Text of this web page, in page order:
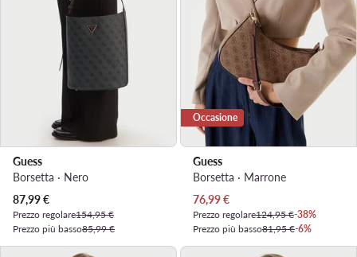
Guess
Borsetta · Nero
Prezzo attuale
87,99€
Prezzo regolare154,95 €
Prezzo più basso85,99 €
Occasione
Guess
Borsetta · Marrone
Prezzo attuale
76,99€
Prezzo regolare124,95 €-38%
Prezzo più basso81,95 €-6%